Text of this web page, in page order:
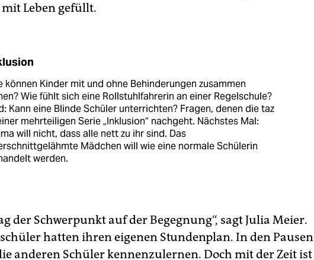
Leben gefüllt.
können Kinder mit und ohne Behinderungen zusammen
Wie fühlt sich eine Rollstuhlfahrerin an einer Regelschule?
Kann eine Blinde Schüler unterrichten? Fragen, denen die taz
mehrteiligen Serie „Inklusion“ nachgeht. Nächstes Mal:
will nicht, dass alle nett zu ihr sind. Das
Mädchen will wie eine normale Schülerin
werden.
der Schwerpunkt auf der Begegnung“, sagt Julia Meier.
hatten ihren eigenen Stundenplan. In den Pausen
anderen Schüler kennenzulernen. Doch mit der Zeit ist